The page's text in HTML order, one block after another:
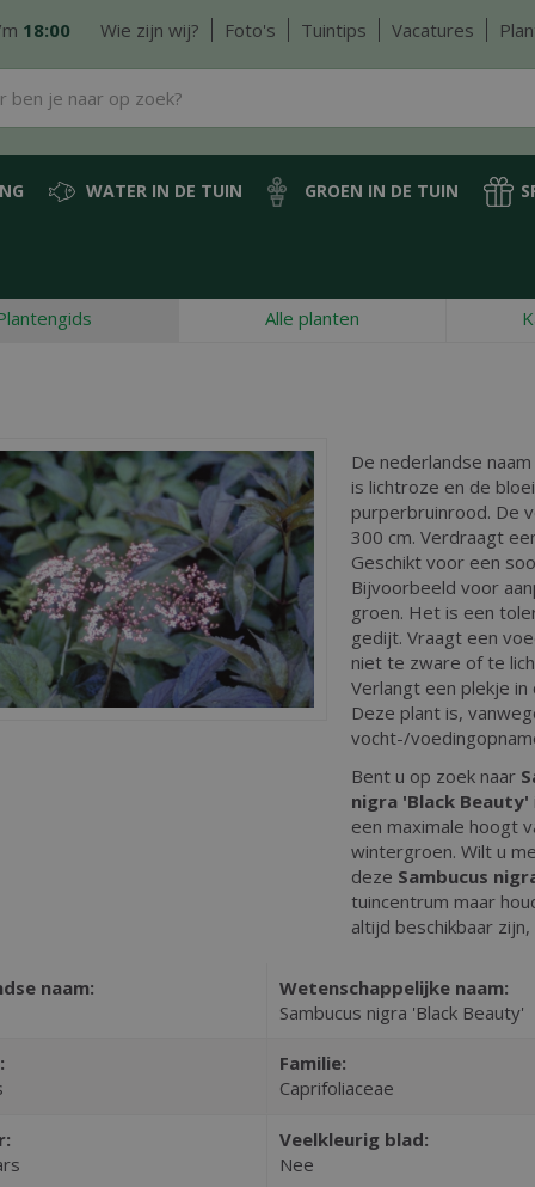
18:00 Wie zijn wij? Foto's Tuintips Vacatures
WATER IN DE TUIN GROEN IN DE TUIN
Alle planten
De nederlandse naam
is lichtroze en de
purperbruinrood. De
300 cm. Verdraagt
Geschikt voor een
Bijvoorbeeld voor
groen. Het is een
gedijt. Vraagt een
niet te zware of te
Verlangt een plekje
Deze plant is,
vocht-/
Bent u op zoek naar
nigra 'Black Beauty'
een maximale hoogt
wintergroen. Wilt u
deze Sambucus
tuincentrum maar
altijd beschikbaar
naam:
Wetenschappelijke naam:
Sambucus nigra 'Black Beauty'
Familie:
Caprifoliaceae
Veelkleurig blad:
Nee